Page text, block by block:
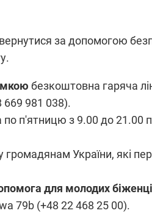
за допомогою
безкоштовна гаряча
981 038).
по п'ятницю з 9.00 до 21.00
громадянам України, які
для молодих
79b (+48 22 468 25 00).